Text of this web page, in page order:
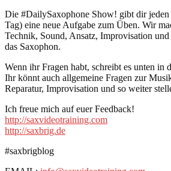
Die #DailySaxophone Show! gibt dir jeden
Tag) eine neue Aufgabe zum Üben. Wir
Technik, Sound, Ansatz, Improvisation
das Saxophon.
Wenn ihr Fragen habt, schreibt es unten in
Ihr könnt auch allgemeine Fragen zur
Reparatur, Improvisation und so weiter
Ich freue mich auf euer Feedback!
http://saxvideotraining.com
http://saxbrig.de
#saxbrigblog